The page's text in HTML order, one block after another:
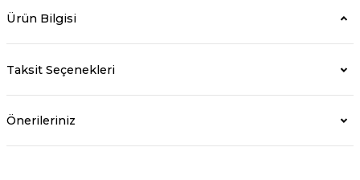
Ürün Bilgisi
Taksit Seçenekleri
Önerileriniz